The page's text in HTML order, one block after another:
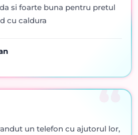
si foarte buna pentru pretul
cu caldura
un telefon cu ajutorul lor,